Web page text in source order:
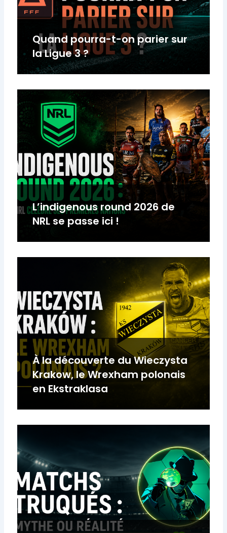
Quand pourra-t-on parier sur
la Ligue 3 ?
L’indigenous round 2026 de
NRL se passe ici !
À la découverte du Wieczysta
Krakow, le Wrexham polonais
en Ekstraklasa